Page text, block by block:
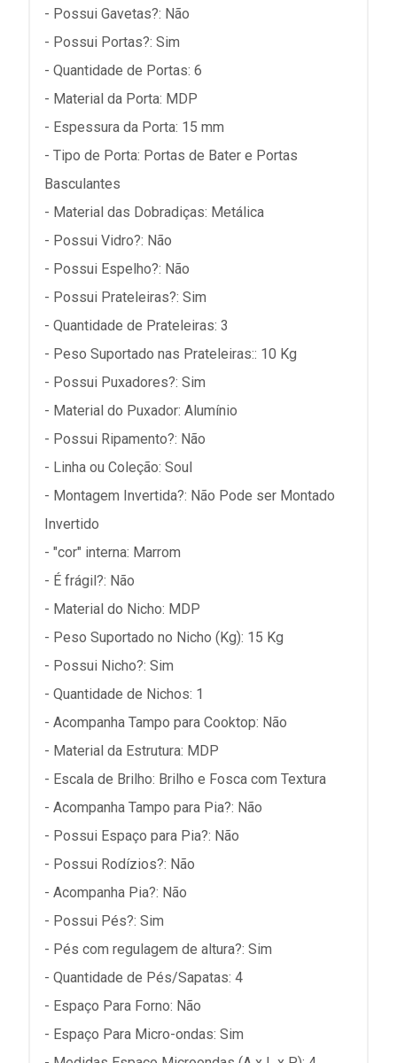
- Possui Gavetas?: Não
- Possui Portas?: Sim
- Quantidade de Portas: 6
- Material da Porta: MDP
- Espessura da Porta: 15 mm
- Tipo de Porta: Portas de Bater e Portas
Basculantes
- Material das Dobradiças: Metálica
- Possui Vidro?: Não
- Possui Espelho?: Não
- Possui Prateleiras?: Sim
- Quantidade de Prateleiras: 3
- Peso Suportado nas Prateleiras:: 10 Kg
- Possui Puxadores?: Sim
- Material do Puxador: Alumínio
- Possui Ripamento?: Não
- Linha ou Coleção: Soul
- Montagem Invertida?: Não Pode ser Montado
Invertido
- "cor" interna: Marrom
- É frágil?: Não
- Material do Nicho: MDP
- Peso Suportado no Nicho (Kg): 15 Kg
- Possui Nicho?: Sim
- Quantidade de Nichos: 1
- Acompanha Tampo para Cooktop: Não
- Material da Estrutura: MDP
- Escala de Brilho: Brilho e Fosca com Textura
- Acompanha Tampo para Pia?: Não
- Possui Espaço para Pia?: Não
- Possui Rodízios?: Não
- Acompanha Pia?: Não
- Possui Pés?: Sim
- Pés com regulagem de altura?: Sim
- Quantidade de Pés/Sapatas: 4
- Espaço Para Forno: Não
- Espaço Para Micro-ondas: Sim